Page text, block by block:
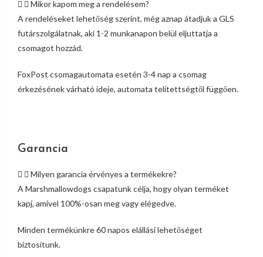
Mikor kapom meg a rendelésem?
A rendeléseket lehetőség szerint, még aznap átadjuk a GLS
futárszolgálatnak, aki 1-2 munkanapon belül eljuttatja a
csomagot hozzád.
FoxPost csomagautomata esetén 3-4 nap a csomag
érkezésének várható ideje, automata telítettségtől függően.
Garancia
Milyen garancia érvényes a termékekre?
A Marshmallowdogs csapatunk célja, hogy olyan terméket
kapj, amivel 100%-osan meg vagy elégedve.
Minden termékünkre 60 napos elállási lehetőséget
biztosítunk.